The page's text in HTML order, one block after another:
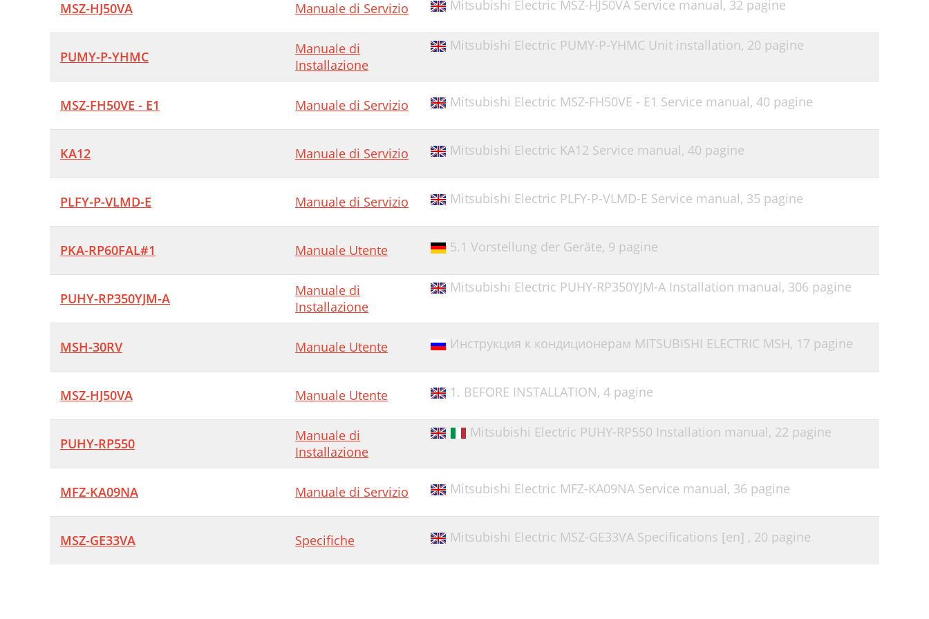
MSZ-HJ50VA Manuale di Servizio Mitsubishi Electric MSZ-HJ50VA Service manual, 32 pagine
PUMY-P-YHMC
Manuale di
Installazione
Mitsubishi Electric PUMY-P-YHMC Unit installation, 20 pagine
MSZ-FH50VE - E1 Manuale di Servizio Mitsubishi Electric MSZ-FH50VE - E1 Service manual, 40 pagine
KA12 Manuale di Servizio Mitsubishi Electric KA12 Service manual, 40 pagine
PLFY-P-VLMD-E Manuale di Servizio Mitsubishi Electric PLFY-P-VLMD-E Service manual, 35 pagine
PKA-RP60FAL#1 Manuale Utente 5.1 Vorstellung der Geräte, 9 pagine
PUHY-RP350YJM-A
Manuale di
Installazione
Mitsubishi Electric PUHY-RP350YJM-A Installation manual, 306 pagine
MSH-30RV Manuale Utente Инструкция к кондиционерам MITSUBISHI ELECTRIC MSH, 17 pagine
MSZ-HJ50VA Manuale Utente 1. BEFORE INSTALLATION, 4 pagine
PUHY-RP550
Manuale di
Installazione
Mitsubishi Electric PUHY-RP550 Installation manual, 22 pagine
MFZ-KA09NA Manuale di Servizio Mitsubishi Electric MFZ-KA09NA Service manual, 36 pagine
MSZ-GE33VA Specifiche Mitsubishi Electric MSZ-GE33VA Specifications [en] , 20 pagine